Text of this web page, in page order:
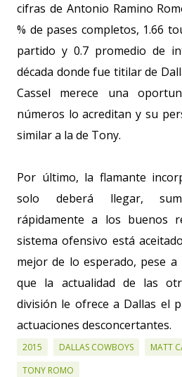
cifras de Antonio Ramino
% de pases completos, 1.66
partido y 0.7 promedio de
década donde fue titilar de
Cassel merece una
números lo acreditan y su
similar a la de Tony.
Por último, la flamante
solo deberá llegar,
rápidamente a los buenos
sistema ofensivo está
mejor de lo esperado, pese a
que la actualidad de las
división le ofrece a Dallas el
actuaciones desconcertantes.
2015 DALLAS COWBOYS MATT
TONY ROMO